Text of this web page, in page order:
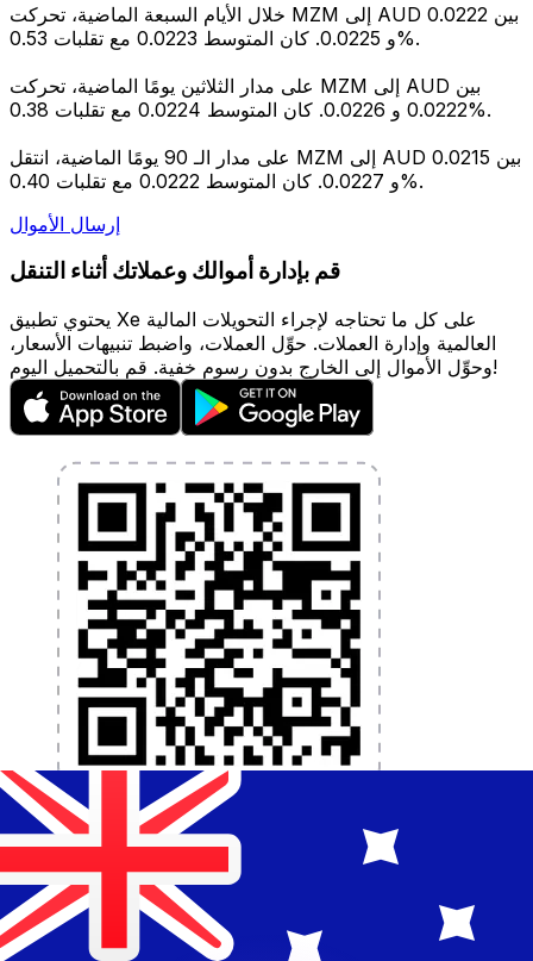
خلال الأيام السبعة الماضية، تحركت MZM إلى AUD بين 0.0222
و 0.0225. كان المتوسط 0.0223 مع تقلبات 0.53%.
على مدار الثلاثين يومًا الماضية، تحركت MZM إلى AUD بين
0.0222 و 0.0226. كان المتوسط 0.0224 مع تقلبات 0.38%.
على مدار الـ 90 يومًا الماضية، انتقل MZM إلى AUD بين 0.0215
و 0.0227. كان المتوسط 0.0222 مع تقلبات 0.40%.
إرسال الأموال
قم بإدارة أموالك وعملاتك أثناء التنقل
يحتوي تطبيق Xe على كل ما تحتاجه لإجراء التحويلات المالية
العالمية وإدارة العملات. حوِّل العملات، واضبط تنبيهات الأسعار،
وحوِّل الأموال إلى الخارج بدون رسوم خفية. قم بالتحميل اليوم!